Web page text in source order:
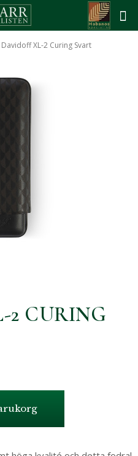
Davidoff XL-2 Curing Svart
2 CURING